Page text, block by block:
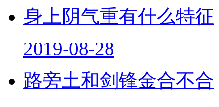
身上阴气重有什么特征
2019-08-28
路旁土和剑锋金合不合